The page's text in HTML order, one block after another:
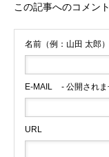
この記事へのコメン
名前（例：山田 太郎）
E-MAIL - 公開され
URL